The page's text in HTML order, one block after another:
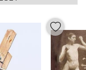
di sport. Eakins
la luce e l'ombra, per
soggetti, rendendoli
di
Thomas Eakins
solo decorare